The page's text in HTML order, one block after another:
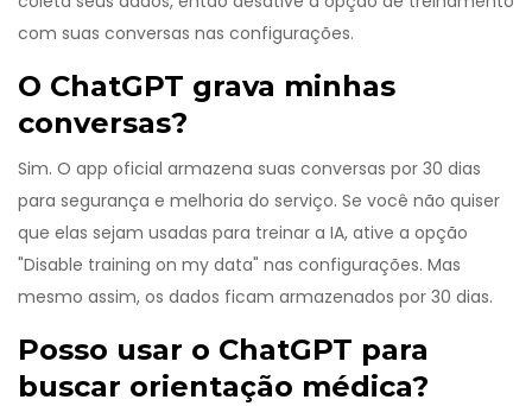
com suas conversas nas configurações.
O ChatGPT grava minhas
conversas?
Sim. O app oficial armazena suas conversas por 30 dias
para segurança e melhoria do serviço. Se você não quiser
que elas sejam usadas para treinar a IA, ative a opção
"Disable training on my data" nas configurações. Mas
mesmo assim, os dados ficam armazenados por 30 dias.
Posso usar o ChatGPT para
buscar orientação médica?